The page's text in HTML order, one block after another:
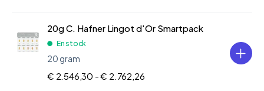
20g C. Hafner Lingot d'Or Smartpack
En stock
20 gram
€ 2.546,30 -€ 2.762,26